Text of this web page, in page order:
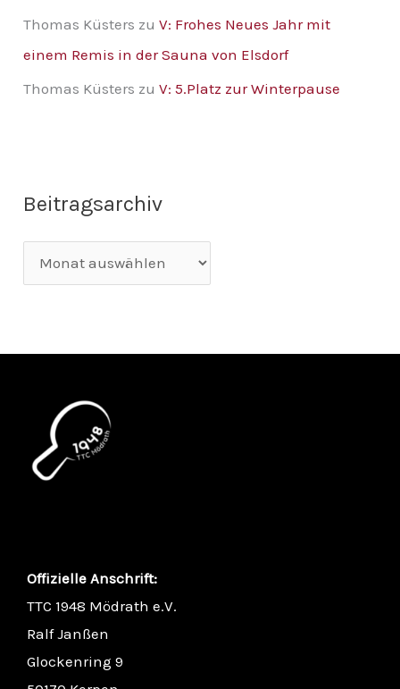
Thomas Küsters zuV: Frohes Neues Jahr mit
einem Remis in der Sauna von Elsdorf
Thomas Küsters zuV: 5.Platz zur Winterpause
Beitragsarchiv
Offizielle Anschrift:
TTC 1948 Mödrath e.V.
Ralf Janßen
Glockenring 9